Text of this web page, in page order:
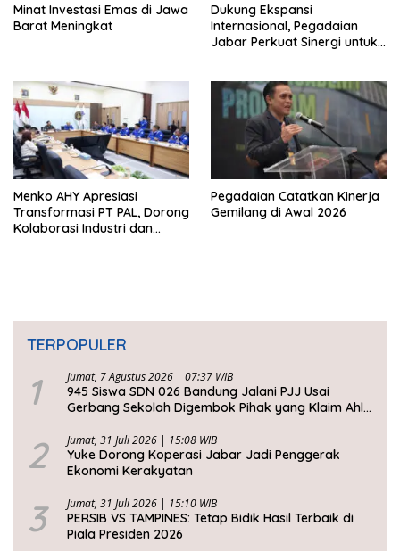
Minat Investasi Emas di Jawa
Barat Meningkat
Dukung Ekspansi
Internasional, Pegadaian
Jabar Perkuat Sinergi untuk
Menko AHY Apresiasi
Transformasi PT PAL, Dorong
Kolaborasi Industri dan
Pegadaian Catatkan Kinerja
Gemilang di Awal 2026
TERPOPULER
1 Jumat, 7 Agustus 2026 | 07:37 WIB
945 Siswa SDN 026 Bandung Jalani PJJ Usai
Gerbang Sekolah Digembok Pihak yang Klaim Ahli
2 Jumat, 31 Juli 2026 | 15:08 WIB
Yuke Dorong Koperasi Jabar Jadi Penggerak
Ekonomi Kerakyatan
3 Jumat, 31 Juli 2026 | 15:10 WIB
PERSIB VS TAMPINES: Tetap Bidik Hasil Terbaik di
Piala Presiden 2026